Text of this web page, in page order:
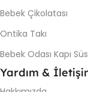
Bebek Çikolatası
Ontika Takı
Bebek Odası Kapı
Yardım &